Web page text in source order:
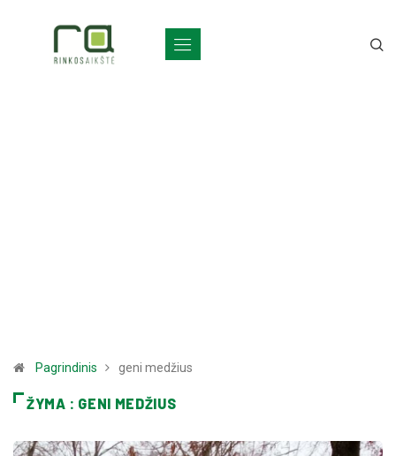
Pagrindinis geni medžius
ŽYMA : GENI MEDŽIUS